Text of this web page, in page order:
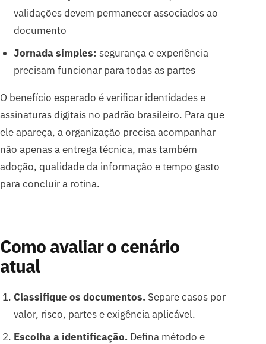
validações devem permanecer associados ao
documento
Jornada simples: segurança e experiência
precisam funcionar para todas as partes
O benefício esperado é verificar identidades e
assinaturas digitais no padrão brasileiro. Para que
ele apareça, a organização precisa acompanhar
não apenas a entrega técnica, mas também
adoção, qualidade da informação e tempo gasto
para concluir a rotina.
Como avaliar o cenário
atual
Classifique os documentos. Separe casos por
valor, risco, partes e exigência aplicável.
Escolha a identificação. Defina método e